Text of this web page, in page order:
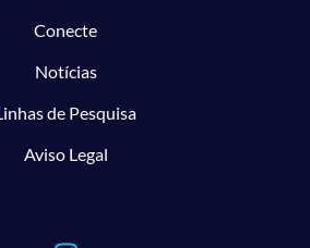
Conecte
Notícias
de Pesquisa
Aviso Legal